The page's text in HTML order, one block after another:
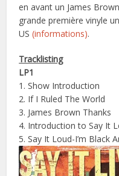
en avant un James
grande première vinyle
US(informations).
Tracklisting
LP1
1. Show Introduction
2. If I Ruled The World
3. James Brown Thanks
4. Introduction to Say It
5. Say It Loud-I’m Black